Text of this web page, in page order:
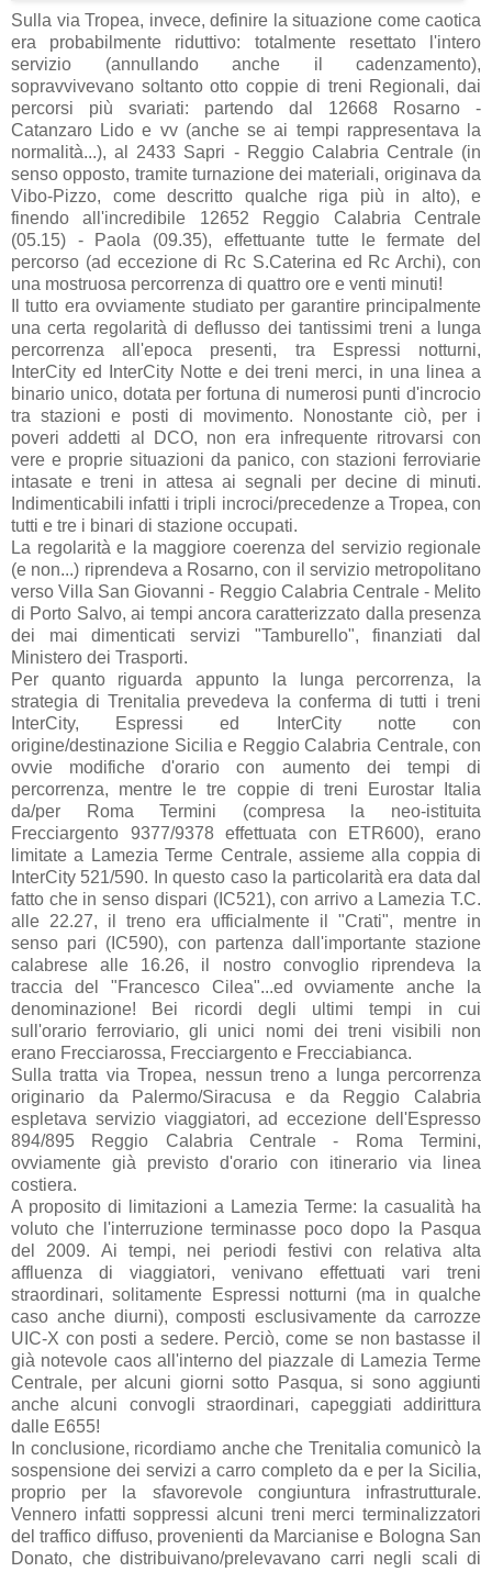
Sulla via Tropea, invece, definire la situazione come caotica
era probabilmente riduttivo: totalmente resettato l'intero
servizio (annullando anche il cadenzamento),
sopravvivevano soltanto otto coppie di treni Regionali, dai
percorsi più svariati: partendo dal 12668 Rosarno -
Catanzaro Lido e vv (anche se ai tempi rappresentava la
normalità...), al 2433 Sapri - Reggio Calabria Centrale (in
senso opposto, tramite turnazione dei materiali, originava da
Vibo-Pizzo, come descritto qualche riga più in alto), e
finendo all'incredibile 12652 Reggio Calabria Centrale
(05.15) - Paola (09.35), effettuante tutte le fermate del
percorso (ad eccezione di Rc S.Caterina ed Rc Archi), con
una mostruosa percorrenza di quattro ore e venti minuti!
Il tutto era ovviamente studiato per garantire principalmente
una certa regolarità di deflusso dei tantissimi treni a lunga
percorrenza all'epoca presenti, tra Espressi notturni,
InterCity ed InterCity Notte e dei treni merci, in una linea a
binario unico, dotata per fortuna di numerosi punti d'incrocio
tra stazioni e posti di movimento. Nonostante ciò, per i
poveri addetti al DCO, non era infrequente ritrovarsi con
vere e proprie situazioni da panico, con stazioni ferroviarie
intasate e treni in attesa ai segnali per decine di minuti.
Indimenticabili infatti i tripli incroci/precedenze a Tropea, con
tutti e tre i binari di stazione occupati.
La regolarità e la maggiore coerenza del servizio regionale
(e non...) riprendeva a Rosarno, con il servizio metropolitano
verso Villa San Giovanni - Reggio Calabria Centrale - Melito
di Porto Salvo, ai tempi ancora caratterizzato dalla presenza
dei mai dimenticati servizi "Tamburello", finanziati dal
Ministero dei Trasporti.
Per quanto riguarda appunto la lunga percorrenza, la
strategia di Trenitalia prevedeva la conferma di tutti i treni
InterCity, Espressi ed InterCity notte con
origine/destinazione Sicilia e Reggio Calabria Centrale, con
ovvie modifiche d'orario con aumento dei tempi di
percorrenza, mentre le tre coppie di treni Eurostar Italia
da/per Roma Termini (compresa la neo-istituita
Frecciargento 9377/9378 effettuata con ETR600), erano
limitate a Lamezia Terme Centrale, assieme alla coppia di
InterCity 521/590. In questo caso la particolarità era data dal
fatto che in senso dispari (IC521), con arrivo a Lamezia T.C.
alle 22.27, il treno era ufficialmente il "Crati", mentre in
senso pari (IC590), con partenza dall'importante stazione
calabrese alle 16.26, il nostro convoglio riprendeva la
traccia del "Francesco Cilea"...ed ovviamente anche la
denominazione! Bei ricordi degli ultimi tempi in cui
sull'orario ferroviario, gli unici nomi dei treni visibili non
erano Frecciarossa, Frecciargento e Frecciabianca.
Sulla tratta via Tropea, nessun treno a lunga percorrenza
originario da Palermo/Siracusa e da Reggio Calabria
espletava servizio viaggiatori, ad eccezione dell'Espresso
894/895 Reggio Calabria Centrale - Roma Termini,
ovviamente già previsto d'orario con itinerario via linea
costiera.
A proposito di limitazioni a Lamezia Terme: la casualità ha
voluto che l'interruzione terminasse poco dopo la Pasqua
del 2009. Ai tempi, nei periodi festivi con relativa alta
affluenza di viaggiatori, venivano effettuati vari treni
straordinari, solitamente Espressi notturni (ma in qualche
caso anche diurni), composti esclusivamente da carrozze
UIC-X con posti a sedere. Perciò, come se non bastasse il
già notevole caos all'interno del piazzale di Lamezia Terme
Centrale, per alcuni giorni sotto Pasqua, si sono aggiunti
anche alcuni convogli straordinari, capeggiati addirittura
dalle E655!
In conclusione, ricordiamo anche che Trenitalia comunicò la
sospensione dei servizi a carro completo da e per la Sicilia,
proprio per la sfavorevole congiuntura infrastrutturale.
Vennero infatti soppressi alcuni treni merci terminalizzatori
del traffico diffuso, provenienti da Marcianise e Bologna San
Donato, che distribuivano/prelevavano carri negli scali di